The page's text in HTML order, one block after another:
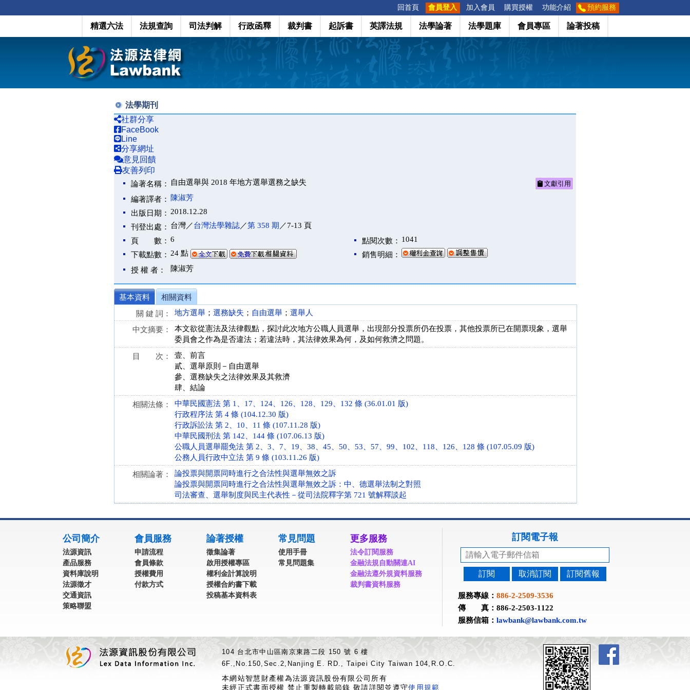
回首頁 會員登入 加入會員 購買授權 功能介紹 預約服務
精選六法 法規查詢 司法判解 行政函釋 裁判書 起訴書 英譯法規 法學論著 法學題庫 會員專區 論著投稿
法學期刊
社群分享
FaceBook
Line
分享網址
意見回饋
友善列印
論著名稱： 自由選舉與 2018 年地方選舉選務之缺失 文獻引用
編著譯者：
陳淑芳
出版日期： 2018.12.28
刊登出處： 台灣／台灣法學雜誌／第 358 期 ／7-13 頁
頁 數： 6 點閱次數： 1041
下載點數： 24 點
銷售明細：
授 權 者：
陳淑芳
基本資料
相關資料
關 鍵 詞：
地方選舉 ； 選務缺失 ； 自由選舉 ； 選舉人
中文摘要：
本文欲從憲法及法律觀點，探討此次地方公職人員選舉，出現部分投票所仍在投票，其他投票所已在開票現象，選舉
委員會之作為是否違法；若違法時，其法律效果為何，及如何救濟之問題。
目 次：
壹、前言
貳、選舉原則－自由選舉
參、選務缺失之法律效果及其救濟
肆、結論
相關法條：
中華民國憲法 第 1、17、124、126、128、129、132 條 (36.01.01 版)
行政程序法 第 4 條 (104.12.30 版)
行政訴訟法 第 2、10、11 條 (107.11.28 版)
中華民國刑法 第 142、144 條 (107.06.13 版)
公職人員選舉罷免法 第 2、3、7、19、38、45、50、53、57、99、102、118、126、128 條 (107.05.09 版)
公務人員行政中立法 第 9 條 (103.11.26 版)
相關論著：
論投票與開票同時進行之合法性與選舉無效之訴
論投票與開票同時進行之合法性與選舉無效之訴：中、德選舉法制之對照
司法審查、選舉制度與民主代表性－從司法院釋字第 721 號解釋談起
公司簡介
法源資訊
產品服務
資料庫說明
法源徵才
交通資訊
策略聯盟
會員服務
申請流程
會員條款
授權費用
付款方式
論著授權
徵集論著
啟用授權專區
權利金計算說明
授權合約書下載
投稿基本資料表
常見問題
使用手冊
常見問題集
更多服務
法令訂閱服務
金融法規自動關連AI
金融法遵外規資料服務
裁判書資料服務
訂閱電子報
訂閱 取消訂閱 訂閱舊報
服務專線： 886-2-2509-3536
傳 真：886-2-2503-1122
服務信箱： lawbank@lawbank.com.tw
104 台北市中山區南京東路二段 150 號 6 樓
6F.,No.150,Sec.2,Nanjing E. RD., Taipei City Taiwan 104,R.O.C.
本網站智慧財產權為法源資訊股份有限公司所有
未經正式書面授權 禁止重製轉載節錄 敬請詳閱並遵守使用規範